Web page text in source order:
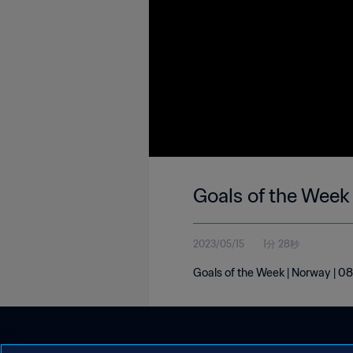
Goals of the
2023/05/15 1分 28秒
Goals of the Week | Norway |